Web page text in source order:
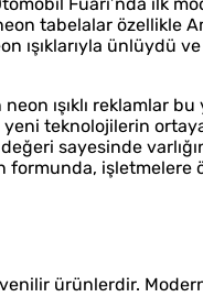
Fuarı’nda ilk
tabelalar özellikle
ışıklarıyla ünlüydü ve
ışıklı reklamlar
teknolojilerin ortaya
sayesinde
formunda, işletmelere
ürünlerdir.